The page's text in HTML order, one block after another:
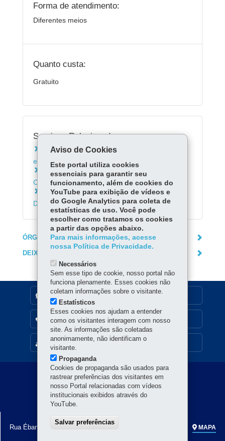
Forma de atendimento:
Diferentes meios
Quanto custa:
Gratuito
Serviços Relacionados:
Conhecer o Museu Dinâmico Interdisciplinar
em Maringá
Conhecer o Museu Histórico de Londrina Pe.
Carlos Weiss - UEL
Conhecer o Programa Centro de
Documentação Histórica - UEM
ÓRGÃO RESPONSÁVEL
DEIXE SUA OPINIÃO
MAPA DO SITE
DENUNCIE CORRUPÇÃO
OUVIDORIA
Navegação
principal
SECRETARIA DA CULTURA
Rua Ébano Pereira, 240 - Centro-80.410-240 MAPA
Aviso de Cookies
Este portal utiliza cookies
essenciais para garantir seu
funcionamento, além de cookies do
YouTube para exibição de vídeos e
do Google Analytics para coleta de
estatísticas de uso. Você pode
escolher como tratamos os cookies
a partir das opções abaixo.
Para mais informações, acesse
nossa Política de Privacidade.
Necessários
Sem esse tipo de cookie, nosso portal não
funciona plenamente. Esses cookies não
coletam informações sobre o visitante.
Estatísticos
Esses cookies nos ajudam a entender
como os visitantes interagem com nosso
site. As informações são coletadas
anonimamente, não identificam o
visitante.
Propaganda
Cookies de propaganda são usados para
rastrear preferências dos visitantes em
nosso Portal relacionadas com vídeos
institucionais exibidos através do
YouTube.
Salvar preferências